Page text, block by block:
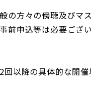
方々の傍聴及びマス
込等は必要ござい
降の具体的な開催